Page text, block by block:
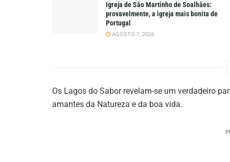
Igreja de São Martinho de Soalhães:
provavelmente, a igreja mais bonita de
Portugal
AGOSTO 7, 2026
Os Lagos do Sabor revelam-se um verdadeiro
amantes da Natureza e da boa vida.